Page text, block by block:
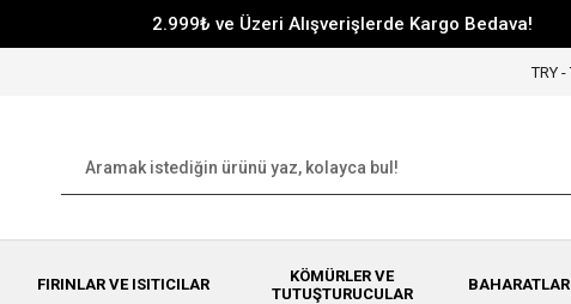
2.999₺ ve Üzeri Alışverişlerde Kargo Bedava!
TRY -
FIRINLAR VE ISITICILAR
KÖMÜRLER VE
TUTUŞTURUCULAR